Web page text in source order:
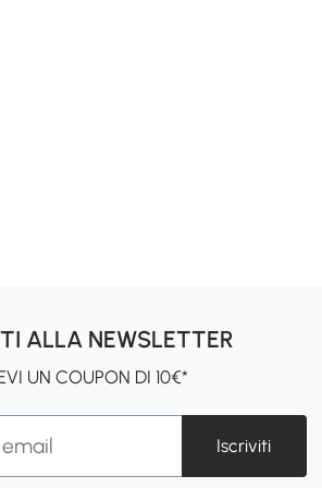
ALLA NEWSLETTER
UN COUPON DI 10€*
Iscriviti